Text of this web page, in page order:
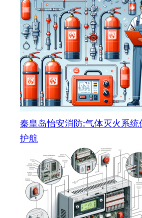
秦皇岛怡安消防:气体灭火系
护航